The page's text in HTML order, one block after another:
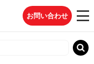
お問い合わせ